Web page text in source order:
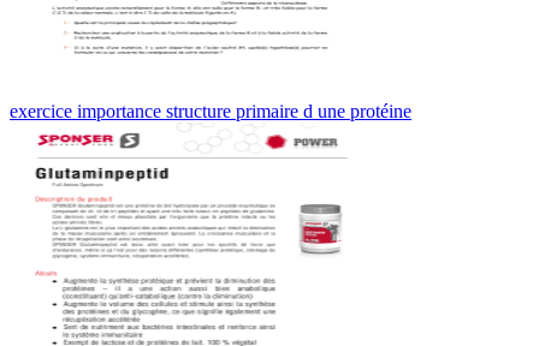
exercice importance structure primaire d une protéine